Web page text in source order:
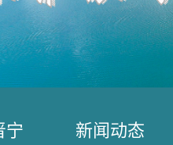
宁 新闻动态